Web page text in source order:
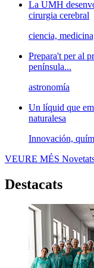
La UMH
cirurgia cerebral
ciencia,
Prepara't per al
península...
astronomía
Un líquid que
naturalesa
Innovación,
VEURE MÉS
Destacats